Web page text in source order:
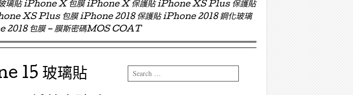
貼 iPhone X 包膜 iPhone X 保護貼 iPhone XS Plus 保護貼
XS Plus 包膜 iPhone 2018 保護貼 iPhone 2018 鋼化玻璃
包膜 – 膜斯密碼MOS COAT
15 玻璃貼
Search